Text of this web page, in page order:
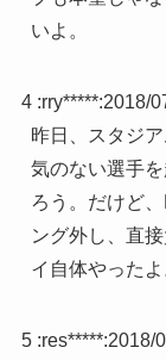
いよ。
4 :rry*****:2018/
昨日、スタジ
気のない選手
ろう。だけど
ング外し、直
イ自体やった
5 :res*****:2018/